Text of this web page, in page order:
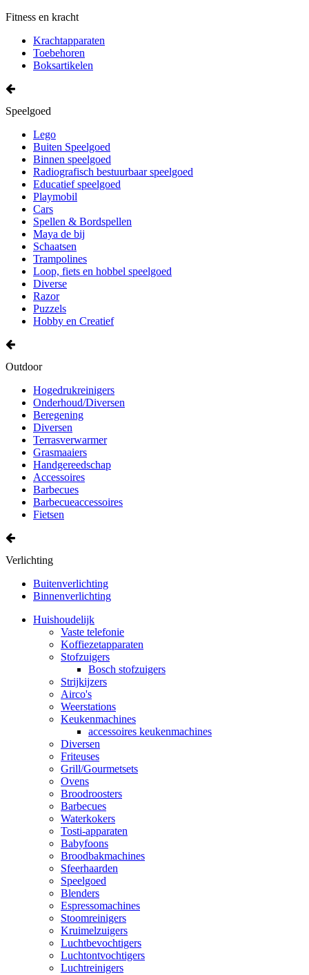
Fitness en kracht
Krachtapparaten
Toebehoren
Boksartikelen
Speelgoed
Lego
Buiten Speelgoed
Binnen speelgoed
Radiografisch bestuurbaar speelgoed
Educatief speelgoed
Playmobil
Cars
Spellen & Bordspellen
Maya de bij
Schaatsen
Trampolines
Loop, fiets en hobbel speelgoed
Diverse
Razor
Puzzels
Hobby en Creatief
Outdoor
Hogedrukreinigers
Onderhoud/Diversen
Beregening
Diversen
Terrasverwarmer
Grasmaaiers
Handgereedschap
Accessoires
Barbecues
Barbecueaccessoires
Fietsen
Verlichting
Buitenverlichting
Binnenverlichting
Huishoudelijk
Vaste telefonie
Koffiezetapparaten
Stofzuigers
Bosch stofzuigers
Strijkijzers
Airco's
Weerstations
Keukenmachines
accessoires keukenmachines
Diversen
Friteuses
Grill/Gourmetsets
Ovens
Broodroosters
Barbecues
Waterkokers
Tosti-apparaten
Babyfoons
Broodbakmachines
Sfeerhaarden
Speelgoed
Blenders
Espressomachines
Stoomreinigers
Kruimelzuigers
Luchtbevochtigers
Luchtontvochtigers
Luchtreinigers